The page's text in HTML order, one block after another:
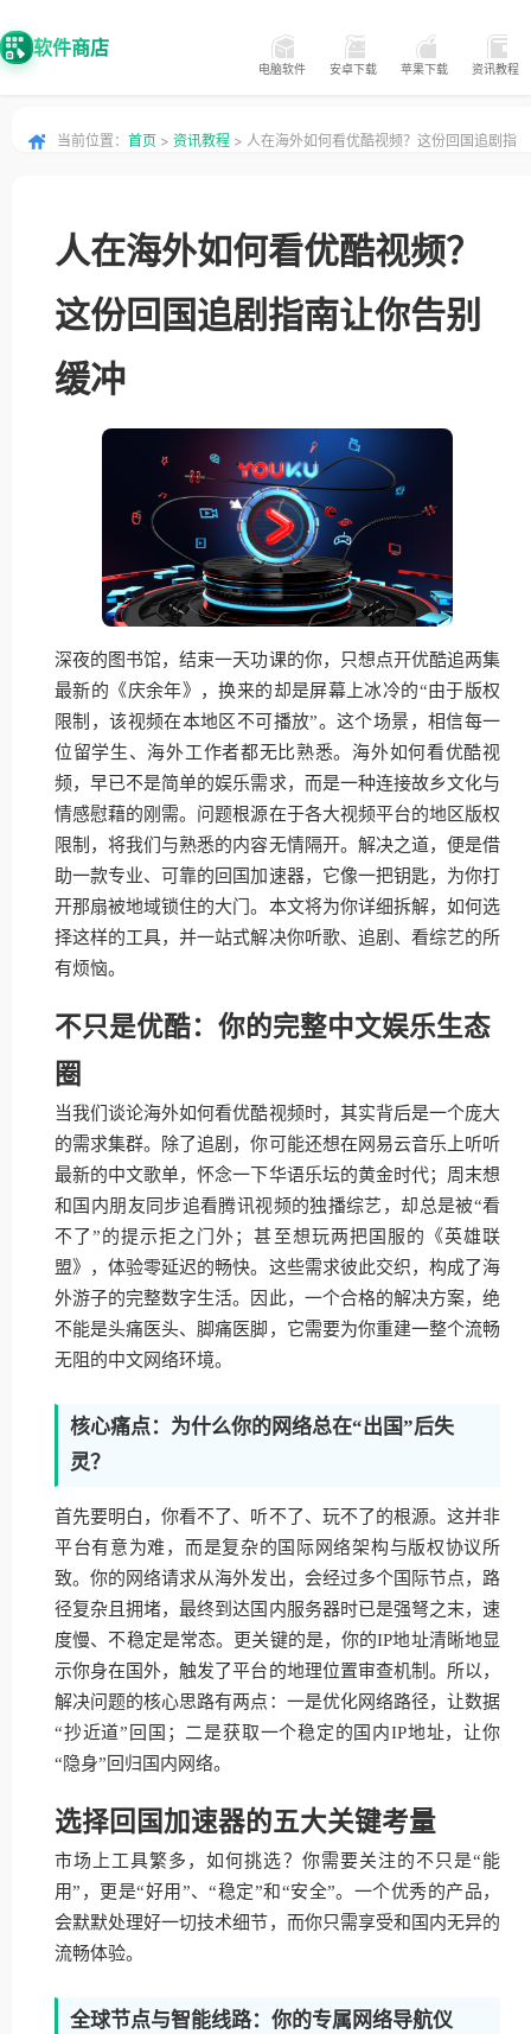
软件商店
电脑软件 安卓下载 苹果下载 资讯教程
当前位置： 首页 > 资讯教程 > 人在海外如何看优酷视频？这份回国追剧指
人在海外如何看优酷视频？
这份回国追剧指南让你告别
缓冲
深夜的图书馆，结束一天功课的你，只想点开优酷追两集
最新的《庆余年》，换来的却是屏幕上冰冷的“由于版权
限制，该视频在本地区不可播放”。这个场景，相信每一
位留学生、海外工作者都无比熟悉。海外如何看优酷视
频，早已不是简单的娱乐需求，而是一种连接故乡文化与
情感慰藉的刚需。问题根源在于各大视频平台的地区版权
限制，将我们与熟悉的内容无情隔开。解决之道，便是借
助一款专业、可靠的回国加速器，它像一把钥匙，为你打
开那扇被地域锁住的大门。本文将为你详细拆解，如何选
择这样的工具，并一站式解决你听歌、追剧、看综艺的所
有烦恼。
不只是优酷：你的完整中文娱乐生态
圈
当我们谈论海外如何看优酷视频时，其实背后是一个庞大
的需求集群。除了追剧，你可能还想在网易云音乐上听听
最新的中文歌单，怀念一下华语乐坛的黄金时代；周末想
和国内朋友同步追看腾讯视频的独播综艺，却总是被“看
不了”的提示拒之门外；甚至想玩两把国服的《英雄联
盟》，体验零延迟的畅快。这些需求彼此交织，构成了海
外游子的完整数字生活。因此，一个合格的解决方案，绝
不能是头痛医头、脚痛医脚，它需要为你重建一整个流畅
无阻的中文网络环境。
核心痛点：为什么你的网络总在“出国”后失
灵？
首先要明白，你看不了、听不了、玩不了的根源。这并非
平台有意为难，而是复杂的国际网络架构与版权协议所
致。你的网络请求从海外发出，会经过多个国际节点，路
径复杂且拥堵，最终到达国内服务器时已是强弩之末，速
度慢、不稳定是常态。更关键的是，你的IP地址清晰地显
示你身在国外，触发了平台的地理位置审查机制。所以，
解决问题的核心思路有两点：一是优化网络路径，让数据
“抄近道”回国；二是获取一个稳定的国内IP地址，让你
“隐身”回归国内网络。
选择回国加速器的五大关键考量
市场上工具繁多，如何挑选？你需要关注的不只是“能
用”，更是“好用”、“稳定”和“安全”。一个优秀的产品，
会默默处理好一切技术细节，而你只需享受和国内无异的
流畅体验。
全球节点与智能线路：你的专属网络导航仪